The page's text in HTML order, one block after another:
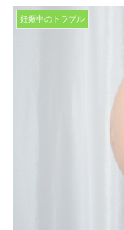
妊娠中のトラブル